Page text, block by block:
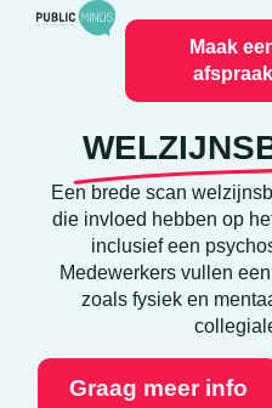
Maak
afspraak
Een brede scan
die invloed hebben op
inclusief een
Medewerkers vullen
zoals fysiek en
Graag meer info